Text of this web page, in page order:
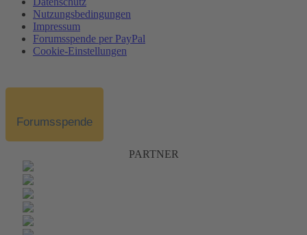
Nutzungsbedingungen
Impressum
Forumsspende per PayPal
Cookie-Einstellungen
Forumsspende
PARTNER